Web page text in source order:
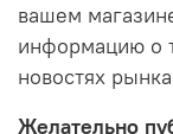
вашем
информацию о
новостях
Желательно